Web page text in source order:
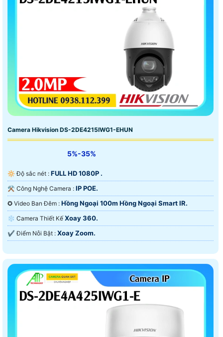
Camera Hikvision DS-2DE4215IWG1-EHUN
5%-35%
🔆 Độ sắc nét : FULL HD 1080P .
⚒ Công Nghệ Camera : IP POE.
✪ Video Ban Đêm : Hồng Ngoại 100m Hồng Ngoại Smart IR.
❄ Camera Thiết Kế Xoay 360.
️✔️ Điểm Nỗi Bật : Xoay Zoom.